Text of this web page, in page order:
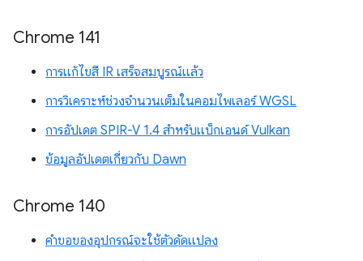
Chrome 141
การแก้ไขสี IR เสร็จสมบูรณ์แล้ว
การวิเคราะห์ช่วงจำนวนเต็มในคอมไพเลอร์ WGSL
การอัปเดต SPIR-V 1.4 สำหรับแบ็กเอนด์ Vulkan
ข้อมูลอัปเดตเกี่ยวกับ Dawn
Chrome 140
คำขอของอุปกรณ์จะใช้ตัวดัดแปลง